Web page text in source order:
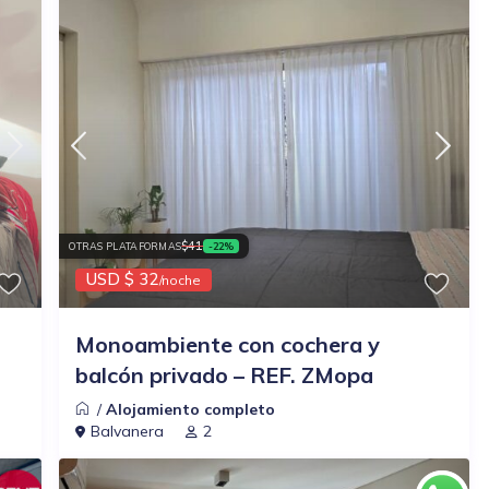
OTRAS PLATAFORMAS$41 -22%
USD $ 32/noche
Monoambiente con cochera y
balcón privado – REF. ZMopa
/Alojamiento completo
Balvanera
2